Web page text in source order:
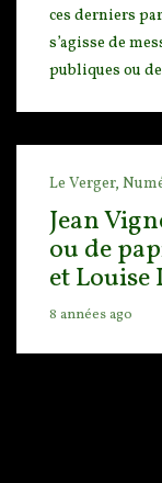
ces derniers
s’agisse de
publiques ou
Le Verger,
Jean
ou de
et Louise
8 années ago